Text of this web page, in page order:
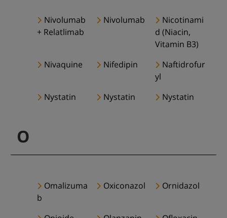
Nivolumab
+ Relatlimab
Nivolumab
Nicotinami
d (Niacin,
Vitamin B3)
Nivaquine
Nifedipin
Naftidrofur
yl
Nystatin
Nystatin Nystatin
O
Omalizuma
b
Oxiconazol Ornidazol